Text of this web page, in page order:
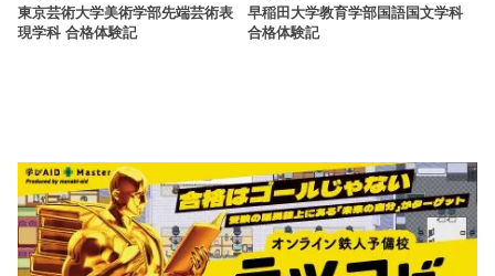
東京芸術大学美術学部先端芸術表
現学科 合格体験記
早稲田大学教育学部国語国文学科
合格体験記